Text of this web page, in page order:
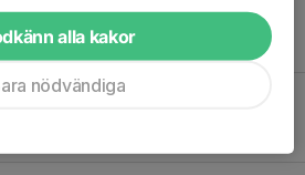
mot 9
4 - Leksands IF Fotboll Vit
alla kakor
nödvändiga